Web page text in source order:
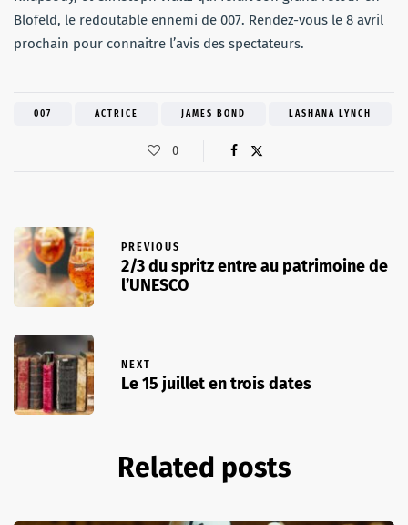
Blofeld, le redoutable ennemi de 007. Rendez-vous le 8 avril
prochain pour connaitre l’avis des spectateurs.
007 ACTRICE JAMES BOND LASHANA LYNCH
0
PREVIOUS
2/3 du spritz entre au patrimoine de
l’UNESCO
NEXT
Le 15 juillet en trois dates
Related posts